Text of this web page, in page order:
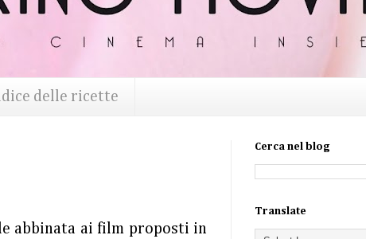
delle ricette
abbinata ai film proposti in
Cerca nel blog
Translate